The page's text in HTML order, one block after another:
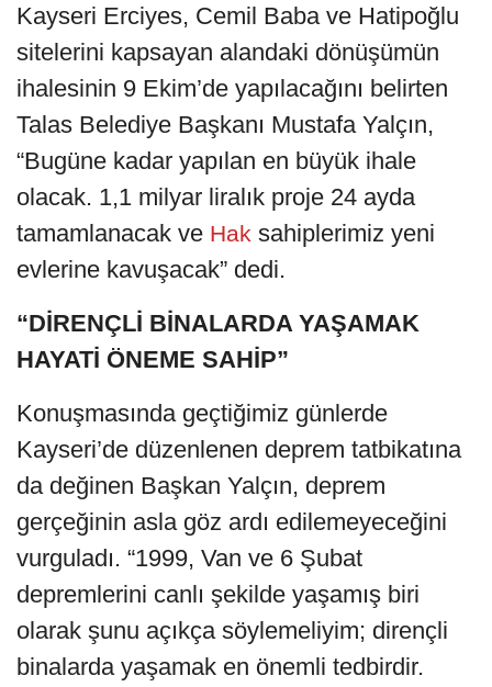
Kayseri Erciyes, Cemil Baba ve Hatipoğlu
sitelerini kapsayan alandaki dönüşümün
ihalesinin 9 Ekim’de yapılacağını belirten
Talas Belediye Başkanı Mustafa Yalçın,
“Bugüne kadar yapılan en büyük ihale
olacak. 1,1 milyar liralık proje 24 ayda
tamamlanacak ve Hak sahiplerimiz yeni
evlerine kavuşacak” dedi.
“DİRENÇLİ BİNALARDA YAŞAMAK
HAYATİ ÖNEME SAHİP”
Konuşmasında geçtiğimiz günlerde
Kayseri’de düzenlenen deprem tatbikatına
da değinen Başkan Yalçın, deprem
gerçeğinin asla göz ardı edilemeyeceğini
vurguladı. “1999, Van ve 6 Şubat
depremlerini canlı şekilde yaşamış biri
olarak şunu açıkça söylemeliyim; dirençli
binalarda yaşamak en önemli tedbirdir.